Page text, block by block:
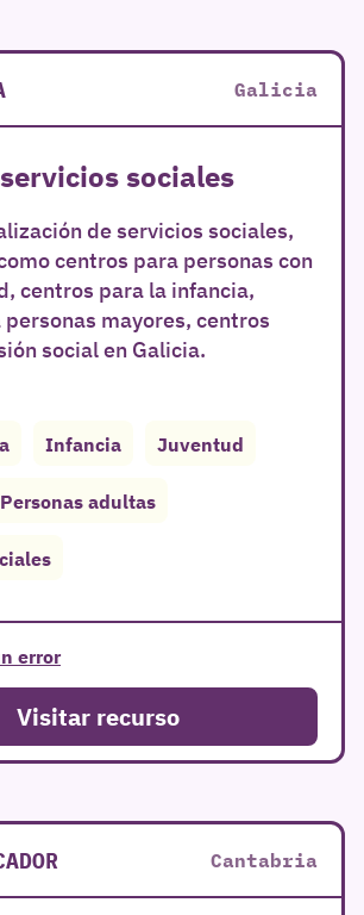
Galicia
sociales
de servicios sociales,
centros para personas con
centros para la infancia,
mayores, centros
social en Galicia.
Infancia Juventud
Personas adultas
error
Visitar recurso
Cantabria